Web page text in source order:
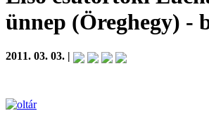
ünnep (Öreghegy) -
2011. 03. 03. |